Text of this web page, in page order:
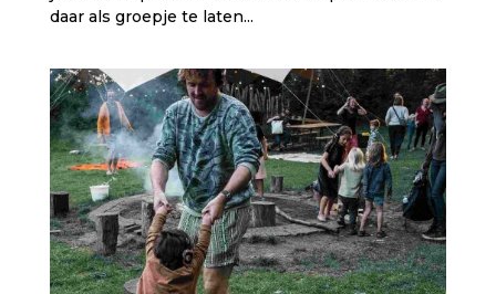
daar als groepje te laten...